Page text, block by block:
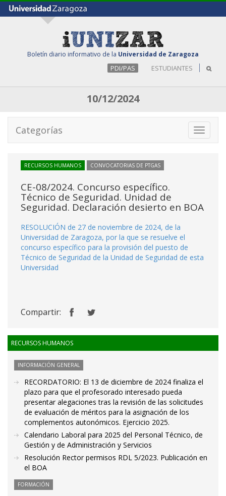
Boletín diario informativo de la Universidad de Zaragoza
PDI/PAS ESTUDIANTES
10/12/2024
Toggle
Categorías
RECURSOS HUMANOS CONVOCATORIAS DE PTGAS
CE-08/2024. Concurso específico.
Técnico de Seguridad. Unidad de
Seguridad. Declaración desierto en BOA
RESOLUCIÓN de 27 de noviembre de 2024, de la
Universidad de Zaragoza, por la que se resuelve el
concurso específico para la provisión del puesto de
Técnico de Seguridad de la Unidad de Seguridad de esta
Universidad
Compartir:
RECURSOS HUMANOS
INFORMACIÓN GENERAL
RECORDATORIO: El 13 de diciembre de 2024 finaliza el
plazo para que el profesorado interesado pueda
presentar alegaciones tras la revisión de las solicitudes
de evaluación de méritos para la asignación de los
complementos autonómicos. Ejercicio 2025.
Calendario Laboral para 2025 del Personal Técnico, de
Gestión y de Administración y Servicios
Resolución Rector permisos RDL 5/2023. Publicación en
el BOA
FORMACIÓN